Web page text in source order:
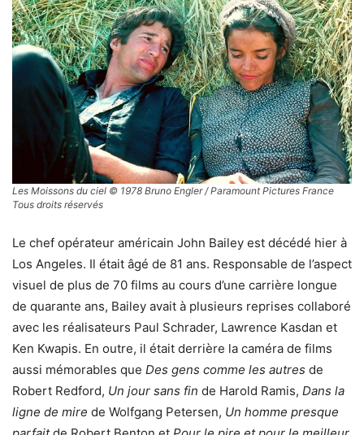
Les Moissons du ciel © 1978 Bruno Engler / Paramount Pictures France
Tous droits réservés
Le chef opérateur américain John Bailey est décédé hier à
Los Angeles. Il était âgé de 81 ans. Responsable de l’aspect
visuel de plus de 70 films au cours d’une carrière longue
de quarante ans, Bailey avait à plusieurs reprises collaboré
avec les réalisateurs Paul Schrader, Lawrence Kasdan et
Ken Kwapis. En outre, il était derrière la caméra de films
aussi mémorables que Des gens comme les autres de
Robert Redford, Un jour sans fin de Harold Ramis, Dans la
ligne de mire de Wolfgang Petersen, Un homme presque